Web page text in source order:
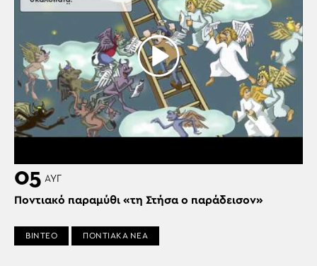
05 ΑΥΓ
Ποντιακό παραμύθι «τη Στήσα ο παράδεισον»
ΒΙΝΤΕΟ ΠΟΝΤΙΑΚΑ ΝΕΑ